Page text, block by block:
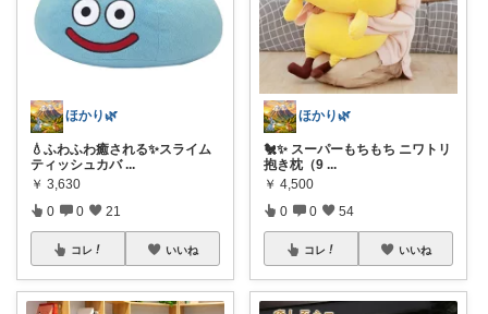
ほかり🌿
💧ふわふわ癒される✨スライム
ティッシュカバ ...
￥ 3,630
0 0 21
コレ いいね
ほかり🌿
🐔✨ スーパーもちもち ニワトリ
抱き枕（9 ...
￥ 4,500
0 0 54
コレ いいね